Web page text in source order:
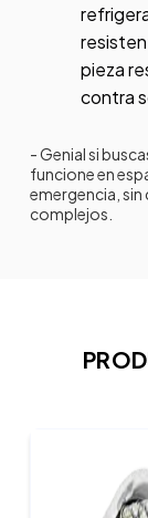
pieza
contra
- Genial si
funcione en
emergencia,
complejos.